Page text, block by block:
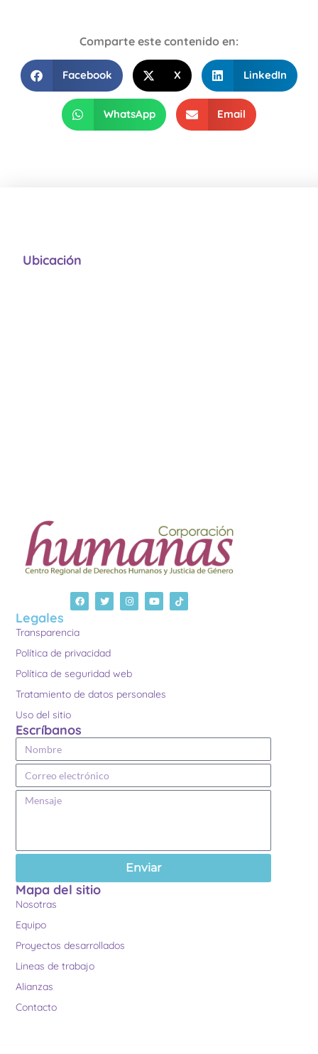
Comparte este contenido en:
Facebook X LinkedIn
WhatsApp Email
Legales
Transparencia
Política de privacidad
Política de seguridad web
Tratamiento de datos personales
Uso del sitio
Escríbanos
Enviar
Mapa del sitio
Nosotras
Equipo
Proyectos desarrollados
Lineas de trabajo
Alianzas
Contacto
Ubicación